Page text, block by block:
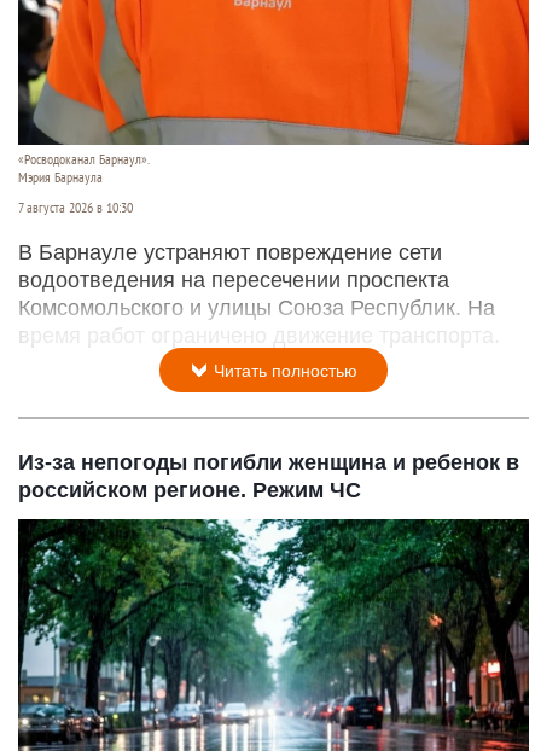
«Росводоканал Барнаул».
Мэрия Барнаула
7 августа 2026 в 10:30
В Барнауле устраняют повреждение сети
водоотведения на пересечении проспекта
Комсомольского и улицы Союза Республик. На
время работ ограничено движение транспорта.
Читать полностью
Из-за непогоды погибли женщина и ребенок в
российском регионе. Режим ЧС